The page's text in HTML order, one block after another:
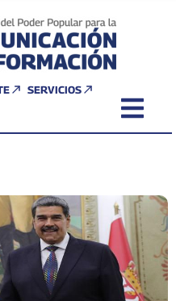
SERVICIOS